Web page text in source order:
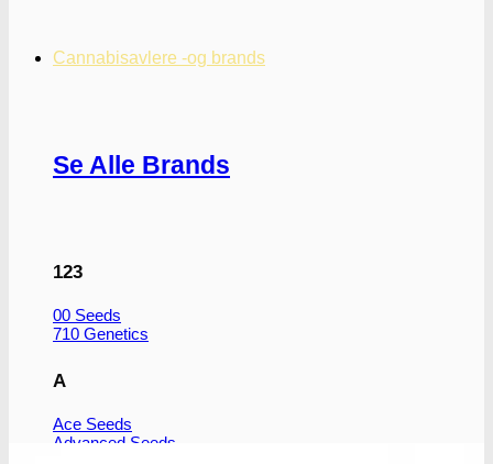
Cannabisavlere -og brands
Se Alle Brands
123
00 Seeds
710 Genetics
A
Ace Seeds
Advanced Seeds